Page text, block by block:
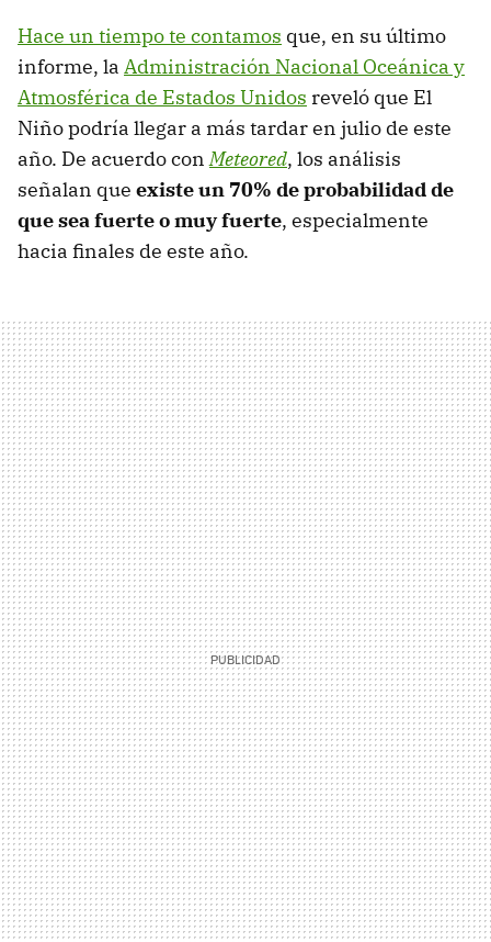
Hace un tiempo te contamos que, en su último
informe, la Administración Nacional Oceánica y
Atmosférica de Estados Unidos reveló que El
Niño podría llegar a más tardar en julio de este
año. De acuerdo conMeteored, los análisis
señalan que existe un 70% de probabilidad de
que sea fuerte o muy fuerte, especialmente
hacia finales de este año.